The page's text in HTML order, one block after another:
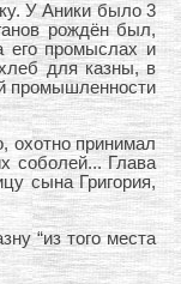
У Аники было 3
рождён был,
его промыслах и
для казны, в
промышленности
охотно принимал
соболей... Глава
сына Григория,
“из того места